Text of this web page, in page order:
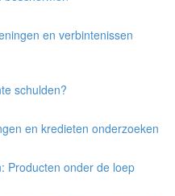
en verbintenissen
schulden?
en kredieten onderzoeken
Producten onder de loep